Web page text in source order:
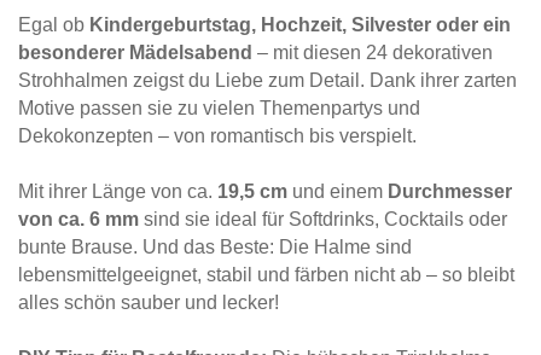
Egal ob Kindergeburtstag, Hochzeit, Silvester oder ein
besonderer Mädelsabend – mit diesen 24 dekorativen
Strohhalmen zeigst du Liebe zum Detail. Dank ihrer zarten
Motive passen sie zu vielen Themenpartys und
Dekokonzepten – von romantisch bis verspielt.
Mit ihrer Länge von ca. 19,5 cm und einem Durchmesser
von ca. 6 mm sind sie ideal für Softdrinks, Cocktails oder
bunte Brause. Und das Beste: Die Halme sind
lebensmittelgeeignet, stabil und färben nicht ab – so bleibt
alles schön sauber und lecker!